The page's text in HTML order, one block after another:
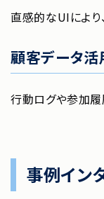
直感的なUIによ
顧客データ
行動ログや参加
事例イン